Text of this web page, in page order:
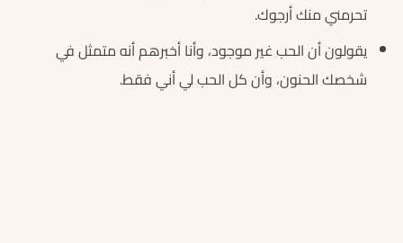
تحرمني منك أرجوك.
يقولون أن الحب غير موجود، وأنا أخبرهم أنه متمثل في
شخصك الحنون، وأن كل الحب لي أني فقط.